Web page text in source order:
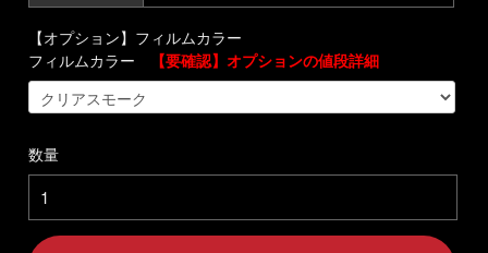
【オプション】フィルムカラー
フィルムカラー
【要確認】オプションの値段詳細
数量